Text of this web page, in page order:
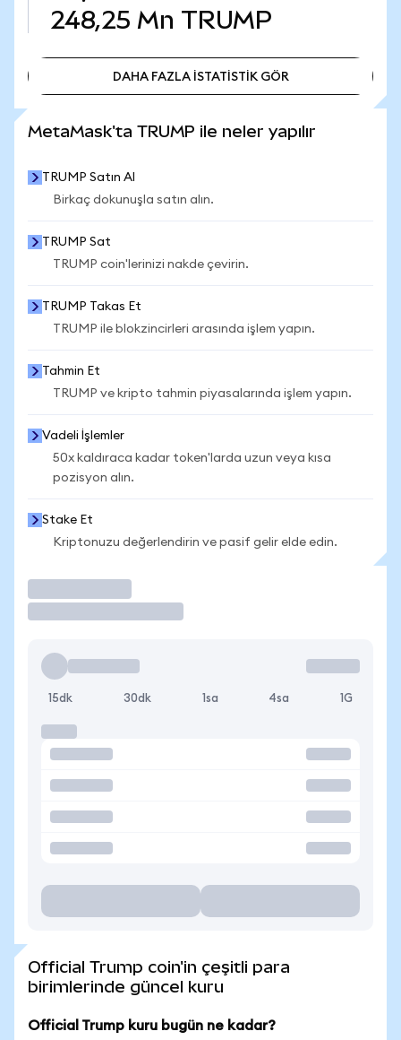
248,25 Mn TRUMP
DAHA FAZLA İSTATİSTİK GÖR
MetaMask'ta TRUMP ile neler yapılır
TRUMP Satın Al
Birkaç dokunuşla satın alın.
TRUMP Sat
TRUMP coin'lerinizi nakde çevirin.
TRUMP Takas Et
TRUMP ile blokzincirleri arasında işlem yapın.
Tahmin Et
TRUMP ve kripto tahmin piyasalarında işlem yapın.
Vadeli İşlemler
50x kaldıraca kadar token'larda uzun veya kısa
pozisyon alın.
Stake Et
Kriptonuzu değerlendirin ve pasif gelir elde edin.
15dk 30dk 1sa 4sa 1G
Official Trump coin'in çeşitli para
birimlerinde güncel kuru
Official Trump kuru bugün ne kadar?